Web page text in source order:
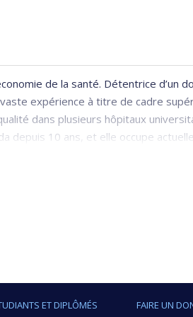
de la santé. Détentrice d’un
expérience à titre de cadre
dans plusieurs hôpitaux
depuis 10 ans, et elle occupe
ET DIPLÔMÉS FAIRE UN